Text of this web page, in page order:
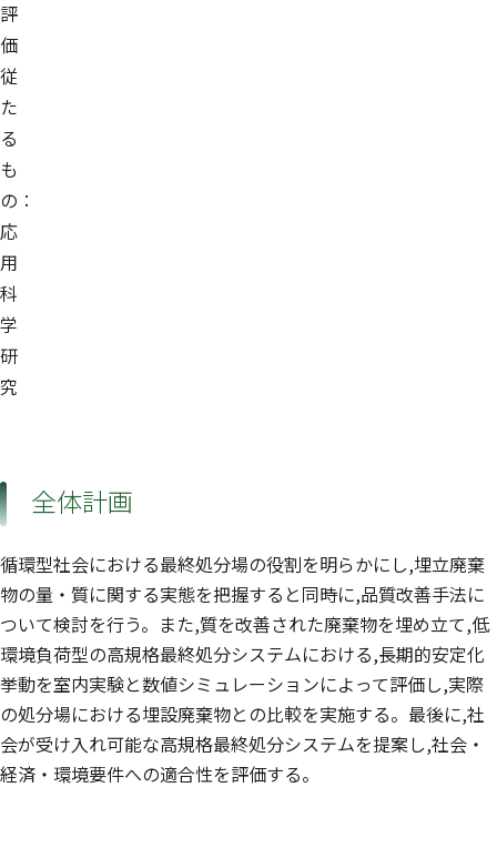
評
価
従
た
る
も
の：
応
用
科
学
研
究
全体計画
循環型社会における最終処分場の役割を明らかにし,埋立廃棄
物の量・質に関する実態を把握すると同時に,品質改善手法に
ついて検討を行う。また,質を改善された廃棄物を埋め立て,低
環境負荷型の高規格最終処分システムにおける,長期的安定化
挙動を室内実験と数値シミュレーションによって評価し,実際
の処分場における埋設廃棄物との比較を実施する。最後に,社
会が受け入れ可能な高規格最終処分システムを提案し,社会・
経済・環境要件への適合性を評価する。